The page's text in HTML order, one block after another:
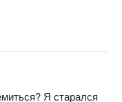
Я старался